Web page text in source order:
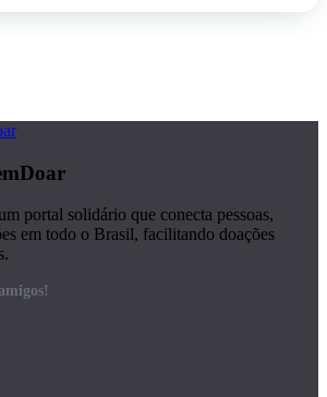
portal solidário que conecta pessoas,
em todo o Brasil, facilitando doações